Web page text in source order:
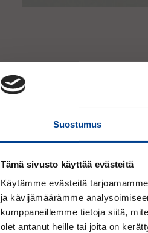
Suostumus
Tämä sivusto käyttää evästeitä
Käytämme evästeitä
ja kävijämäärämme
kumppaneillemme tietoja siitä,
olet antanut heille tai joita on
Takuuehdot